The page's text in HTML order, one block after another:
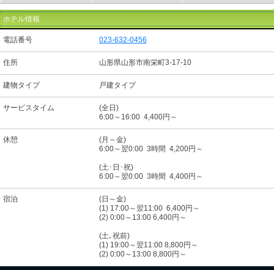
ホテル情報
電話番号 023-632-0456
住所 山形県山形市南栄町3-17-10
建物タイプ 戸建タイプ
サービスタイム
(全日)
6:00～16:00 4,400円～
休憩
(月～金)
6:00～翌0:00 3時間 4,200円～
(土･日･祝)
6:00～翌0:00 3時間 4,400円～
宿泊
(日～金)
(1) 17:00～翌11:00 6,400円～
(2) 0:00～13:00 6,400円～
(土､祝前)
(1) 19:00～翌11:00 8,800円～
(2) 0:00～13:00 8,800円～